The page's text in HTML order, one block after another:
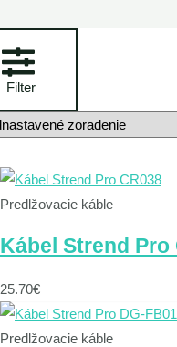
Filter
Predlžovacie káble
Kábel Strend Pro
25.70€
Predlžovacie káble